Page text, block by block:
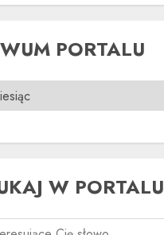
PORTALU
W PORTALU